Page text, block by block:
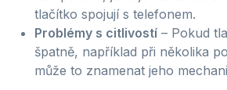
tlačítko spojují s telefonem.
Problémy s citlivostí – Pokud
špatně, například při několika
může to znamenat jeho